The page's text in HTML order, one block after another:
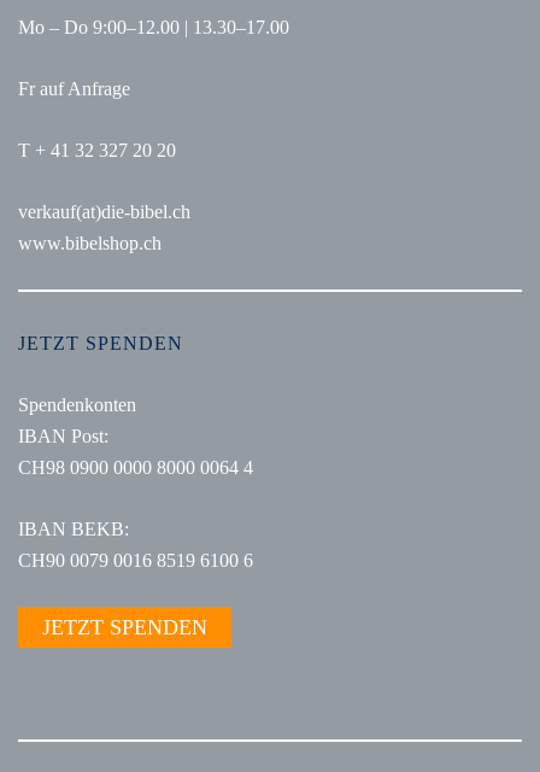
Mo – Do 9:00–12.00 | 13.30–17.00
Fr auf Anfrage
T + 41 32 327 20 20
verkauf(at)die-bibel.ch
www.bibelshop.ch
JETZT SPENDEN
Spendenkonten
IBAN Post:
CH98 0900 0000 8000 0064 4
IBAN BEKB:
CH90 0079 0016 8519 6100 6
JETZT SPENDEN